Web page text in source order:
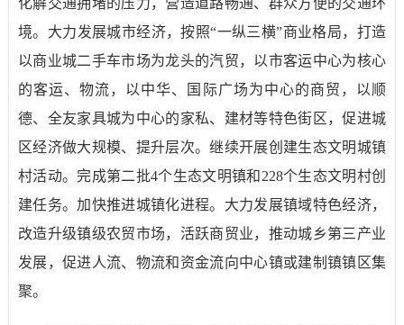
化解交通拥堵的压力，营造道路畅通、群众方便的交通环
境。大力发展城市经济，按照“一纵三横”商业格局，打造
以商业城二手车市场为龙头的汽贸，以市客运中心为核心
的客运、物流，以中华、国际广场为中心的商贸，以顺
德、全友家具城为中心的家私、建材等特色街区，促进城
区经济做大规模、提升层次。继续开展创建生态文明城镇
村活动。完成第二批4个生态文明镇和 228个生态文明村创
建任务。加快推进城镇化进程。大力发展镇域特色经济，
改造升级镇级农贸市场，活跃商贸业，推动城乡第三产业
发展，促进人流、物流和资金流向中心镇或建制镇镇区集
聚。